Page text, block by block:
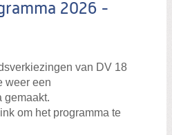
2026 -
van DV 18
weer een
gemaakt.
om het programma te